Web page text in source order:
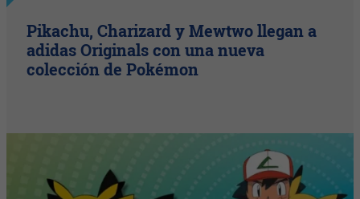
Pikachu, Charizard y Mewtwo llegan a
adidas Originals con una nueva
colección de Pokémon